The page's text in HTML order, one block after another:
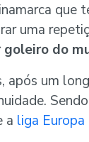
que
uma
do
após um
a liga Europa